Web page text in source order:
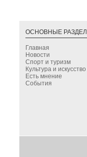
ОСНОВНЫЕ
Главная
Новости
Спорт и туризм
Культура и искусство
Есть мнение
События